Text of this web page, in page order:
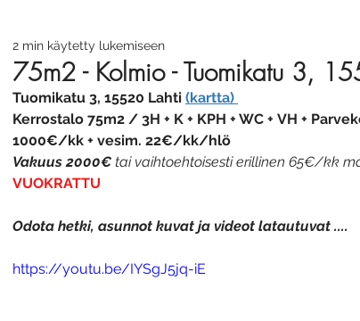
75m2 - Kolmio - Tuomikatu 3,
2 min käytetty lukemiseen
Tuomikatu 3, 15520 Lahti (kartta)
Kerrostalo 75m2 / 3H + K + KPH + WC + VH +
1000€/kk + vesim. 22€/kk/hlö
Vakuus 2000€ tai vaihtoehtoisesti erillinen 65€/kk
VUOKRATTU
Odota hetki, asunnot kuvat ja videot latautuvat ....
https://youtu.be/IYSgJ5jq-iE